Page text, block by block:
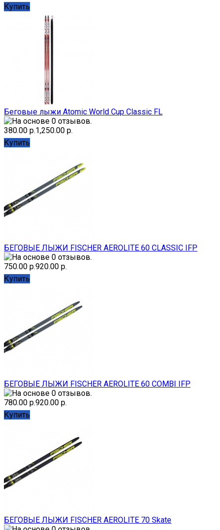
Купить
Беговые лыжи Atomic World Cup Classic FL
380.00 р.1,250.00 р.
Купить
БЕГОВЫЕ ЛЫЖИ FISCHER AEROLITE 60 CLASSIC IFP
750.00 р.920.00 р.
Купить
БЕГОВЫЕ ЛЫЖИ FISCHER AEROLITE 60 COMBI IFP
780.00 р.920.00 р.
Купить
БЕГОВЫЕ ЛЫЖИ FISCHER AEROLITE 70 Skate